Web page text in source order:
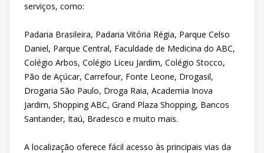
serviços, como:
Padaria Brasileira, Padaria Vitória Régia, Parque Celso
Daniel, Parque Central, Faculdade de Medicina do ABC,
Colégio Arbos, Colégio Liceu Jardim, Colégio Stocco,
Pão de Açúcar, Carrefour, Fonte Leone, Drogasil,
Drogaria São Paulo, Droga Raia, Academia Inova
Jardim, Shopping ABC, Grand Plaza Shopping, Bancos
Santander, Itaú, Bradesco e muito mais.
A localização oferece fácil acesso às principais vias da